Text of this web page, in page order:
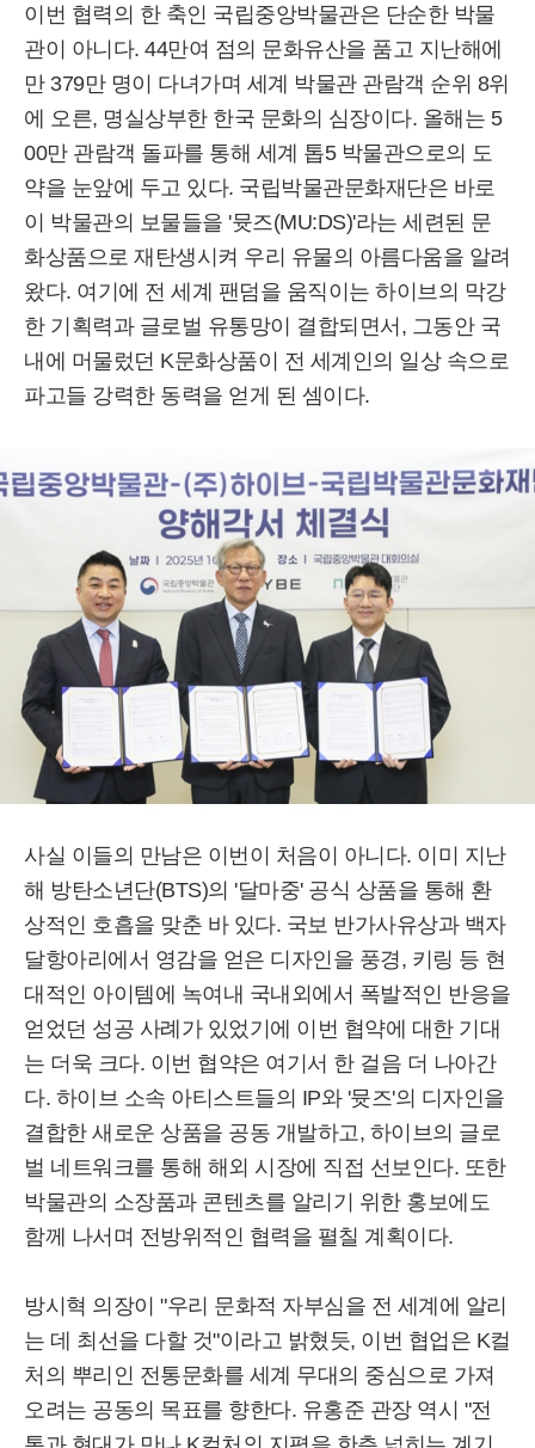
이번 협력의 한 축인 국립중앙박물관은 단순한 박물
관이 아니다. 44만여 점의 문화유산을 품고 지난해에
만 379만 명이 다녀가며 세계 박물관 관람객 순위 8위
에 오른, 명실상부한 한국 문화의 심장이다. 올해는 5
00만 관람객 돌파를 통해 세계 톱5 박물관으로의 도
약을 눈앞에 두고 있다. 국립박물관문화재단은 바로
이 박물관의 보물들을 '뮷즈(MU:DS)'라는 세련된 문
화상품으로 재탄생시켜 우리 유물의 아름다움을 알려
왔다. 여기에 전 세계 팬덤을 움직이는 하이브의 막강
한 기획력과 글로벌 유통망이 결합되면서, 그동안 국
내에 머물렀던 K문화상품이 전 세계인의 일상 속으로
파고들 강력한 동력을 얻게 된 셈이다.
사실 이들의 만남은 이번이 처음이 아니다. 이미 지난
해 방탄소년단(BTS)의 '달마중' 공식 상품을 통해 환
상적인 호흡을 맞춘 바 있다. 국보 반가사유상과 백자
달항아리에서 영감을 얻은 디자인을 풍경, 키링 등 현
대적인 아이템에 녹여내 국내외에서 폭발적인 반응을
얻었던 성공 사례가 있었기에 이번 협약에 대한 기대
는 더욱 크다. 이번 협약은 여기서 한 걸음 더 나아간
다. 하이브 소속 아티스트들의 IP와 '뮷즈'의 디자인을
결합한 새로운 상품을 공동 개발하고, 하이브의 글로
벌 네트워크를 통해 해외 시장에 직접 선보인다. 또한
박물관의 소장품과 콘텐츠를 알리기 위한 홍보에도
함께 나서며 전방위적인 협력을 펼칠 계획이다.
방시혁 의장이 "우리 문화적 자부심을 전 세계에 알리
는 데 최선을 다할 것"이라고 밝혔듯, 이번 협업은 K컬
처의 뿌리인 전통문화를 세계 무대의 중심으로 가져
오려는 공동의 목표를 향한다. 유홍준 관장 역시 "전